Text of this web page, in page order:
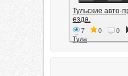
Тульские авто-
езда.
7 0 0
Тула